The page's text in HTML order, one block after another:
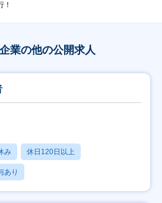
！
業の他の公開求人
み 休日120日以上
あり